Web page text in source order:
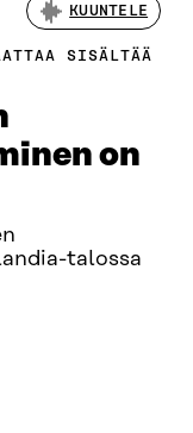
KUUNTELE
SISÄLTÄÄ
on
talossa